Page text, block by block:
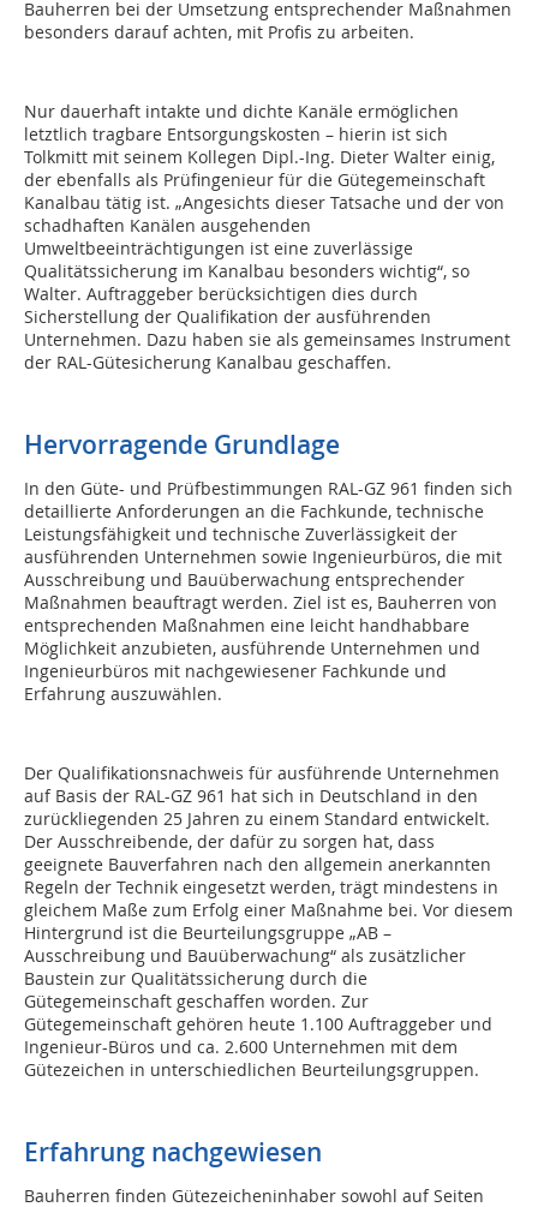
Bauherren bei der Umsetzung entsprechender Maßnahmen
besonders darauf achten, mit Profis zu arbeiten.
Nur dauerhaft intakte und dichte Kanäle ermöglichen
letztlich tragbare Entsorgungskosten – hierin ist sich
Tolkmitt mit seinem Kollegen Dipl.-Ing. Dieter Walter einig,
der ebenfalls als Prüfingenieur für die Gütegemeinschaft
Kanalbau tätig ist. „Angesichts dieser Tatsache und der von
schadhaften Kanälen ausgehenden
Umweltbeeinträchtigungen ist eine zuverlässige
Qualitätssicherung im Kanalbau besonders wichtig“, so
Walter. Auftraggeber berücksichtigen dies durch
Sicherstellung der Qualifikation der ausführenden
Unternehmen. Dazu haben sie als gemeinsames Instrument
der RAL-Gütesicherung Kanalbau geschaffen.
Hervorragende Grundlage
In den Güte- und Prüfbestimmungen RAL-GZ 961 finden sich
detaillierte Anforderungen an die Fachkunde, technische
Leistungsfähigkeit und technische Zuverlässigkeit der
ausführenden Unternehmen sowie Ingenieurbüros, die mit
Ausschreibung und Bauüberwachung entsprechender
Maßnahmen beauftragt werden. Ziel ist es, Bauherren von
entsprechenden Maßnahmen eine leicht handhabbare
Möglichkeit anzubieten, ausführende Unternehmen und
Ingenieurbüros mit nachgewiesener Fachkunde und
Erfahrung auszuwählen.
Der Qualifikationsnachweis für ausführende Unternehmen
auf Basis der RAL-GZ 961 hat sich in Deutschland in den
zurückliegenden 25 Jahren zu einem Standard entwickelt.
Der Ausschreibende, der dafür zu sorgen hat, dass
geeignete Bauverfahren nach den allgemein anerkannten
Regeln der Technik eingesetzt werden, trägt mindestens in
gleichem Maße zum Erfolg einer Maßnahme bei. Vor diesem
Hintergrund ist die Beurteilungsgruppe „AB –
Ausschreibung und Bauüberwachung“ als zusätzlicher
Baustein zur Qualitätssicherung durch die
Gütegemeinschaft geschaffen worden. Zur
Gütegemeinschaft gehören heute 1.100 Auftraggeber und
Ingenieur-Büros und ca. 2.600 Unternehmen mit dem
Gütezeichen in unterschiedlichen Beurteilungsgruppen.
Erfahrung nachgewiesen
Bauherren finden Gütezeicheninhaber sowohl auf Seiten